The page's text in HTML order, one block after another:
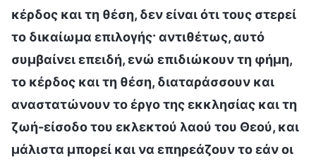
κέρδος και τη θέση, δεν είναι ότι τους στερεί
το δικαίωμα επιλογής· αντιθέτως, αυτό
συμβαίνει επειδή, ενώ επιδιώκουν τη φήμη,
το κέρδος και τη θέση, διαταράσσουν και
αναστατώνουν το έργο της εκκλησίας και τη
ζωή-είσοδο του εκλεκτού λαού του Θεού, και
μάλιστα μπορεί και να επηρεάζουν το εάν οι